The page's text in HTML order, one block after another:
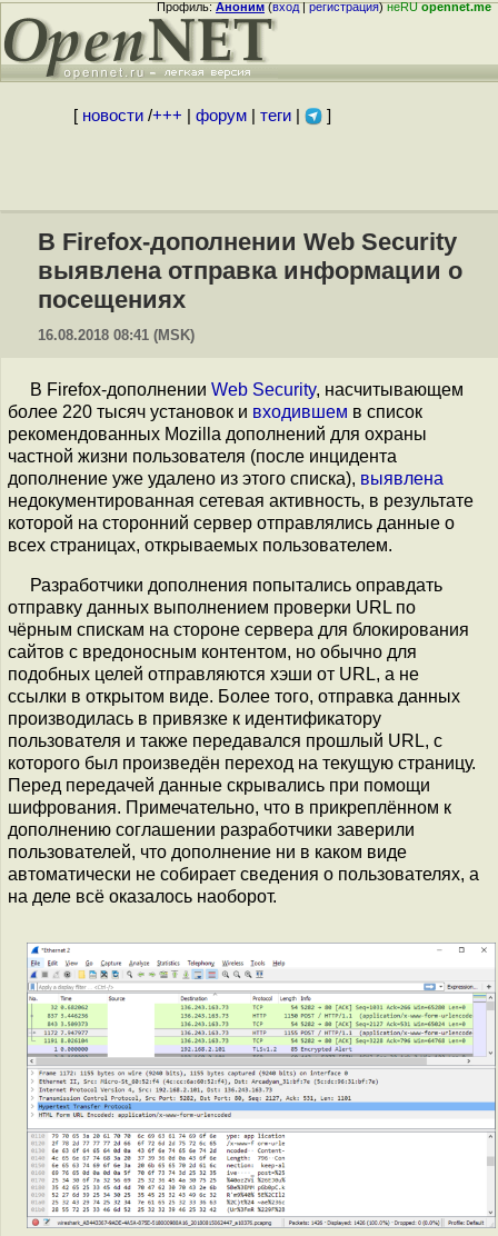
Профиль:Аноним(вход|регистрация)неRUopennet.me
[ новости/+++ форум| теги| ]
В Firefox-дополнении Web Security
выявлена отправка информации о
посещениях
16.08.2018 08:41 (MSK)
В Firefox-дополнении Web Security, насчитывающем
более 220 тысяч установок и входившем в список
рекомендованных Mozilla дополнений для охраны
частной жизни пользователя (после инцидента
дополнение уже удалено из этого списка), выявлена
недокументированная сетевая активность, в результате
которой на сторонний сервер отправлялись данные о
всех страницах, открываемых пользователем.
Разработчики дополнения попытались оправдать
отправку данных выполнением проверки URL по
чёрным спискам на стороне сервера для блокирования
сайтов с вредоносным контентом, но обычно для
подобных целей отправляются хэши от URL, а не
ссылки в открытом виде. Более того, отправка данных
производилась в привязке к идентификатору
пользователя и также передавался прошлый URL, с
которого был произведён переход на текущую страницу.
Перед передачей данные скрывались при помощи
шифрования. Примечательно, что в прикреплённом к
дополнению соглашении разработчики заверили
пользователей, что дополнение ни в каком виде
автоматически не собирает сведения о пользователях, а
на деле всё оказалось наоборот.